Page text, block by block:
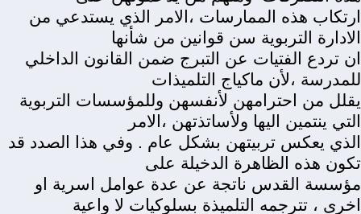
ارتكاب هذه الممارسات ،الامر الذي يستدعي من
الادارة التربوية سن قوانين من شأنها
ان تردع الفتيات عن التبرج ضمن القانون الداخلي
للمدرسة ،لأن ماكياج التلميذات
يقلل من احترامهن لأنفسهن وللمؤسسات التربوية
التي ينتمين اليها ولأساتذتهن ،الامر
الذي يعكس تربيتهن بشكل عام . وفي هذا الصدد قد
تكون هذه الظاهرة الدخيلة على
مؤسسة القدس ناتجة عن عدة عوامل اسرية او
اخرى ، تترجمه التلميذة بسلوكيات لا واعية